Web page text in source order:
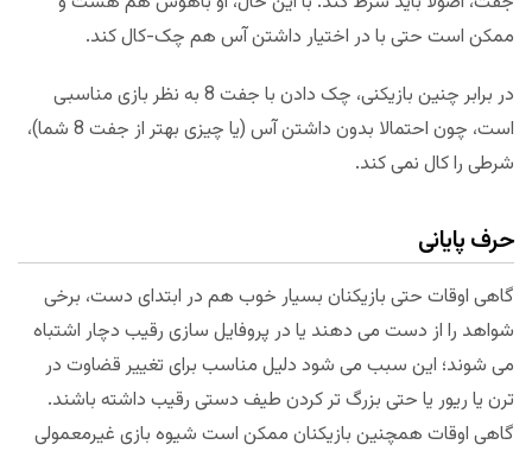
ممکن است حتی با در اختیار داشتن آس هم چک-کال کند.
در برابر چنین بازیکنی، چک دادن با جفت 8 به نظر بازی مناسبی
است، چون احتمالا بدون داشتن آس (یا چیزی بهتر از جفت 8 شما)،
شرطی را کال نمی کند.
حرف پایانی
گاهی اوقات حتی بازیکنان بسیار خوب هم در ابتدای دست، برخی
شواهد را از دست می دهند یا در پروفایل سازی رقیب دچار اشتباه
می شوند؛ این سبب می شود دلیل مناسب برای تغییر قضاوت در
ترن یا ریور یا حتی بزرگ تر کردن طیف دستی رقیب داشته باشند.
گاهی اوقات همچنین بازیکنان ممکن است شیوه بازی غیرمعمولی